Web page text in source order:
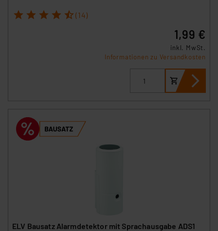
1 2 3 4 5 (14)
1,99 €
inkl. MwSt.
Informationen zu Versandkosten
ELV Bausatz Alarmdetektor mit Sprachausgabe ADS1